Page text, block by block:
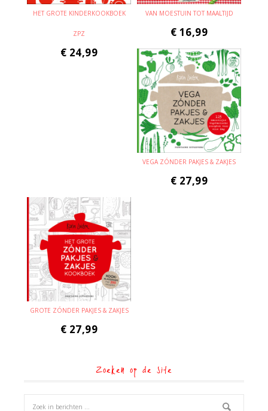
HET GROTE KINDERKOOKBOEK
ZPZ
€ 24,99
VAN MOESTUIN TOT MAALTIJD
€ 16,99
VEGA ZÓNDER PAKJES & ZAKJES
€ 27,99
GROTE ZÓNDER PAKJES & ZAKJES
€ 27,99
Zoeken op de site